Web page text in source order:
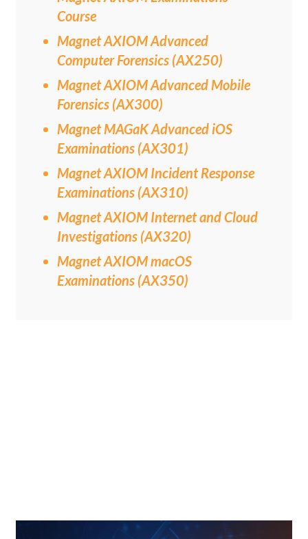
Course
Magnet AXIOM Advanced
Computer Forensics (AX250)
Magnet AXIOM Advanced Mobile
Forensics (AX300)
Magnet MAGaK Advanced iOS
Examinations (AX301)
Magnet AXIOM Incident Response
Examinations (AX310)
Magnet AXIOM Internet and Cloud
Investigations (AX320)
Magnet AXIOM macOS
Examinations (AX350)